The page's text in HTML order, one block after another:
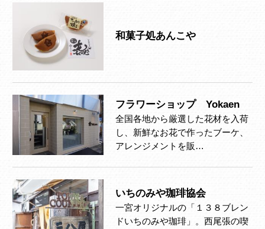
和菓子処あんこや
フラワーショップ Yokaen
全国各地から厳選した花材を入荷
し、新鮮なお花で作ったブーケ、
アレンジメントを販…
いちのみや珈琲協会
一宮オリジナルの「１３８ブレン
ドいちのみや珈琲」。西尾張の喫